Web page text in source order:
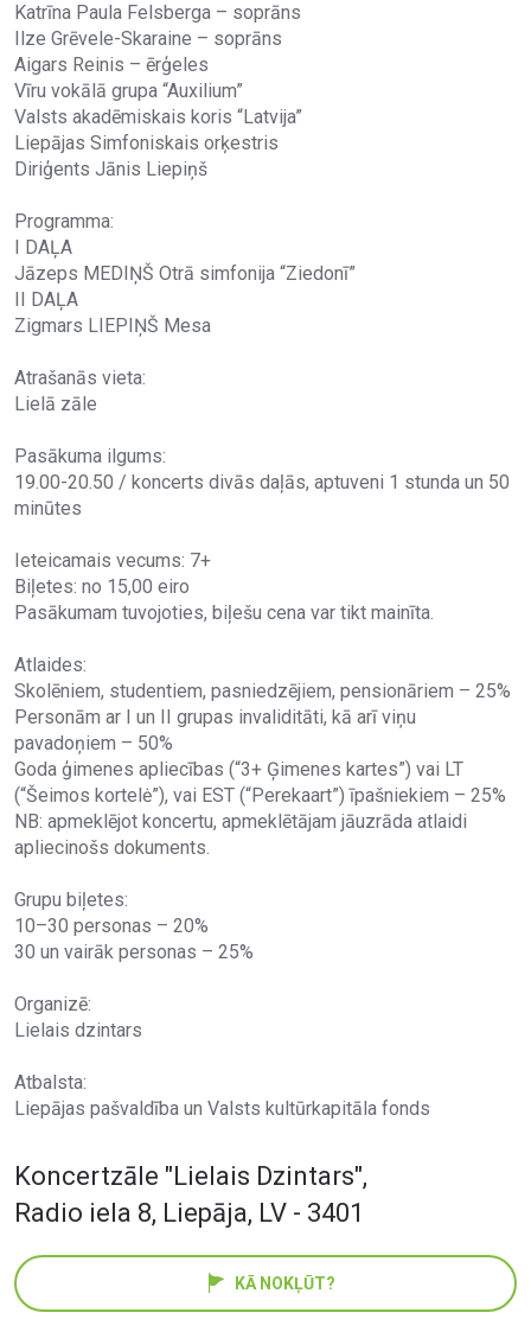
Katrīna Paula Felsberga – soprāns
Ilze Grēvele-Skaraine – soprāns
Aigars Reinis – ērģeles
Vīru vokālā grupa “Auxilium”
Valsts akadēmiskais koris “Latvija”
Liepājas Simfoniskais orķestris
Diriģents Jānis Liepiņš
Programma:
I DAĻA
Jāzeps MEDIŅŠ Otrā simfonija “Ziedonī”
II DAĻA
Zigmars LIEPIŅŠ Mesa
Atrašanās vieta:
Lielā zāle
Pasākuma ilgums:
19.00-20.50 / koncerts divās daļās, aptuveni 1 stunda un 50
minūtes
Ieteicamais vecums: 7+
Biļetes: no 15,00 eiro
Pasākumam tuvojoties, biļešu cena var tikt mainīta.
Atlaides:
Skolēniem, studentiem, pasniedzējiem, pensionāriem – 25%
Personām ar I un II grupas invaliditāti, kā arī viņu
pavadoņiem – 50%
Goda ģimenes apliecības (“3+ Ģimenes kartes”) vai LT
(“Šeimos kortelė”), vai EST (“Perekaart”) īpašniekiem – 25%
NB: apmeklējot koncertu, apmeklētājam jāuzrāda atlaidi
apliecinošs dokuments.
Grupu biļetes:
10–30 personas – 20%
30 un vairāk personas – 25%
Organizē:
Lielais dzintars
Atbalsta:
Liepājas pašvaldība un Valsts kultūrkapitāla fonds
Koncertzāle "Lielais Dzintars",
Radio iela 8, Liepāja, LV - 3401
KĀ NOKĻŪT?